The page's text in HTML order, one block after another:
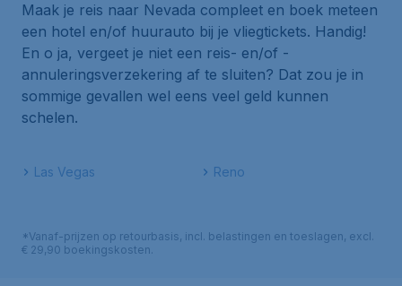
Maak je reis naar Nevada compleet en boek meteen
een hotel en/of huurauto bij je vliegtickets. Handig!
En o ja, vergeet je niet een reis- en/of -
annuleringsverzekering af te sluiten? Dat zou je in
sommige gevallen wel eens veel geld kunnen
schelen.
Las Vegas Reno
*Vanaf-prijzen op retourbasis, incl. belastingen en toeslagen, excl.
€ 29,90 boekingskosten.